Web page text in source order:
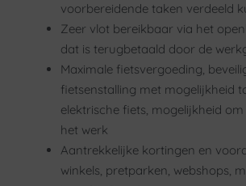
voorbereidende taken verdeeld
Zeer vlot bereikbaar via het
dat is terugbetaald door de
Maximale fietsvergoeding,
fietsenstalling met mogelijkheid
elektrische fiets, mogelijkheid
het werk
Aantrekkelijke kortingen en
winkels, pretparken, webshops,